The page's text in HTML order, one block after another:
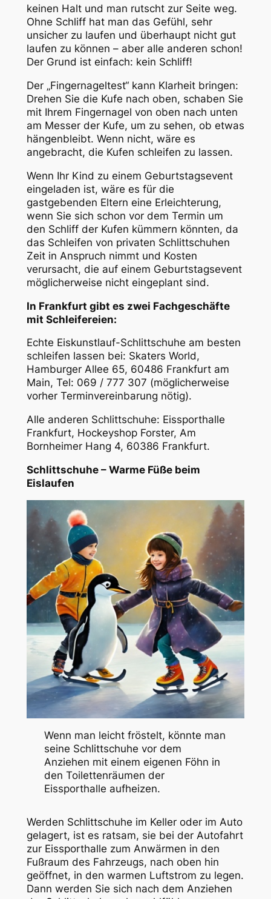
keinen Halt und man rutscht zur Seite weg.
Ohne Schliff hat man das Gefühl, sehr
unsicher zu laufen und überhaupt nicht gut
laufen zu können – aber alle anderen schon!
Der Grund ist einfach: kein Schliff!
Der „Fingernageltest“ kann Klarheit bringen:
Drehen Sie die Kufe nach oben, schaben Sie
mit Ihrem Fingernagel von oben nach unten
am Messer der Kufe, um zu sehen, ob etwas
hängenbleibt. Wenn nicht, wäre es
angebracht, die Kufen schleifen zu lassen.
Wenn Ihr Kind zu einem Geburtstagsevent
eingeladen ist, wäre es für die
gastgebenden Eltern eine Erleichterung,
wenn Sie sich schon vor dem Termin um
den Schliff der Kufen kümmern könnten, da
das Schleifen von privaten Schlittschuhen
Zeit in Anspruch nimmt und Kosten
verursacht, die auf einem Geburtstagsevent
möglicherweise nicht eingeplant sind.
In Frankfurt gibt es zwei Fachgeschäfte
mit Schleifereien:
Echte Eiskunstlauf-Schlittschuhe am besten
schleifen lassen bei: Skaters World,
Hamburger Allee 65, 60486 Frankfurt am
Main, Tel: 069 / 777 307 (möglicherweise
vorher Terminvereinbarung nötig).
Alle anderen Schlittschuhe: Eissporthalle
Frankfurt, Hockeyshop Forster, Am
Bornheimer Hang 4, 60386 Frankfurt.
Schlittschuhe – Warme Füße beim
Eislaufen
Wenn man leicht fröstelt, könnte man
seine Schlittschuhe vor dem
Anziehen mit einem eigenen Föhn in
den Toilettenräumen der
Eissporthalle aufheizen.
Werden Schlittschuhe im Keller oder im Auto
gelagert, ist es ratsam, sie bei der Autofahrt
zur Eissporthalle zum Anwärmen in den
Fußraum des Fahrzeugs, nach oben hin
geöffnet, in den warmen Luftstrom zu legen.
Dann werden Sie sich nach dem Anziehen